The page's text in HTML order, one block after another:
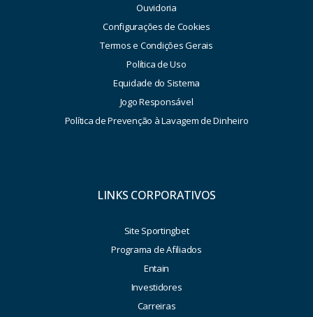
Ouvidoria
Configurações de Cookies
Termos e Condições Gerais
Política de Uso
Equidade do Sistema
Jogo Responsável
Política de Prevenção à Lavagem de Dinheiro
LINKS CORPORATIVOS
Site Sportingbet
Programa de Afiliados
Entain
Investidores
Carreiras